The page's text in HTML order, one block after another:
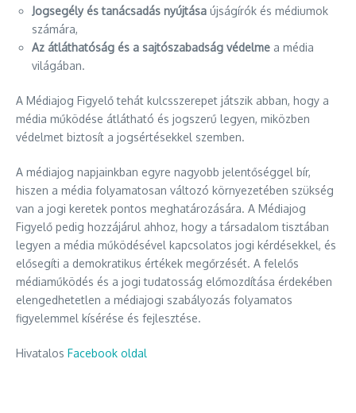
Jogsegély és tanácsadás nyújtása újságírók és médiumok
számára,
Az átláthatóság és a sajtószabadság védelme a média
világában.
A Médiajog Figyelő tehát kulcsszerepet játszik abban, hogy a
média működése átlátható és jogszerű legyen, miközben
védelmet biztosít a jogsértésekkel szemben.
A médiajog napjainkban egyre nagyobb jelentőséggel bír,
hiszen a média folyamatosan változó környezetében szükség
van a jogi keretek pontos meghatározására. A Médiajog
Figyelő pedig hozzájárul ahhoz, hogy a társadalom tisztában
legyen a média működésével kapcsolatos jogi kérdésekkel, és
elősegíti a demokratikus értékek megőrzését. A felelős
médiaműködés és a jogi tudatosság előmozdítása érdekében
elengedhetetlen a médiajogi szabályozás folyamatos
figyelemmel kísérése és fejlesztése.
Hivatalos Facebook oldal